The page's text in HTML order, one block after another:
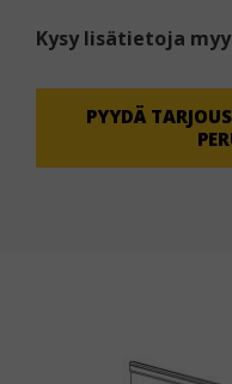
Kysy lisätietoja
PYYDÄ